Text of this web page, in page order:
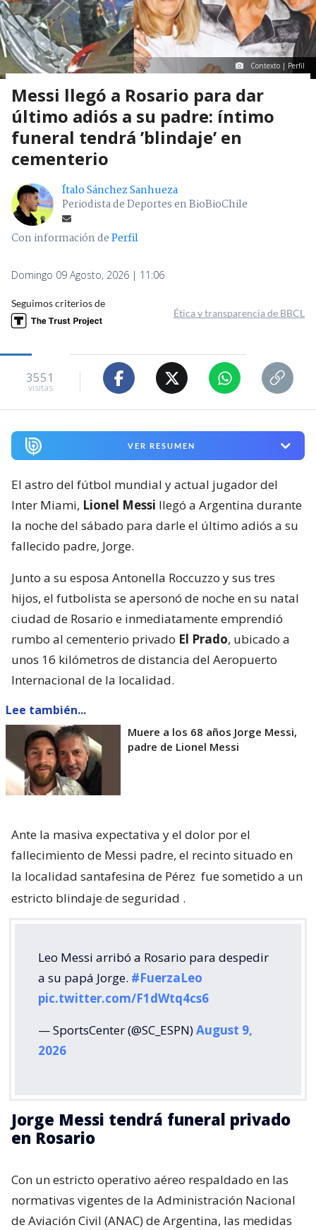
Contexto | Perfil
Messi llegó a Rosario para dar
último adiós a su padre: íntimo
funeral tendrá ’blindaje’ en
cementerio
Ítalo Sánchez Sanhueza
Periodista de Deportes en BioBioChile
Con información dePerfil
Domingo 09 Agosto, 2026 | 11:06
Seguimos criterios de
Ética y transparencia de BBCL
3551
visitas
VER RESUMEN
El astro del fútbol mundial y actual jugador del
Inter Miami, Lionel Messi llegó a Argentina durante
la noche del sábado para darle el último adiós a su
fallecido padre, Jorge.
Junto a su esposa Antonella Roccuzzo y sus tres
hijos, el futbolista se apersonó de noche en su natal
ciudad de Rosario e inmediatamente emprendió
rumbo al cementerio privado El Prado, ubicado a
unos 16 kilómetros de distancia del Aeropuerto
Internacional de la localidad.
Lee también...
Muere a los 68 años Jorge Messi,
padre de Lionel Messi
Ante la masiva expectativa y el dolor por el
fallecimiento de Messi padre, el recinto situado en
la localidad santafesina de Pérez fue sometido a un
estricto blindaje de seguridad .
Leo Messi arribó a Rosario para despedir
a su papá Jorge. #FuerzaLeo
pic.twitter.com/F1dWtq4cs6
— SportsCenter (@SC_ESPN)August 9,
2026
Jorge Messi tendrá funeral privado
en Rosario
Con un estricto operativo aéreo respaldado en las
normativas vigentes de la Administración Nacional
de Aviación Civil (ANAC) de Argentina, las medidas